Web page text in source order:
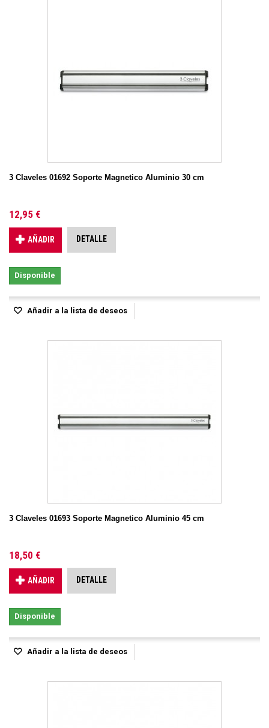
3 Claveles 01692 Soporte Magnetico Aluminio 30 cm
12,95 €
AÑADIR DETALLE
Disponible
Añadir a la lista de deseos
3 Claveles 01693 Soporte Magnetico Aluminio 45 cm
18,50 €
AÑADIR DETALLE
Disponible
Añadir a la lista de deseos